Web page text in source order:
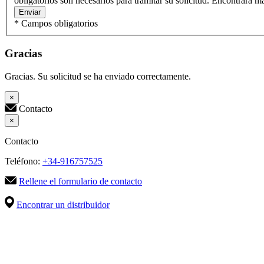
Enviar
* Campos obligatorios
Gracias
Gracias. Su solicitud se ha enviado correctamente.
×
Contacto
×
Contacto
Teléfono: +34-916757525
Rellene el formulario de contacto
Encontrar un distribuidor